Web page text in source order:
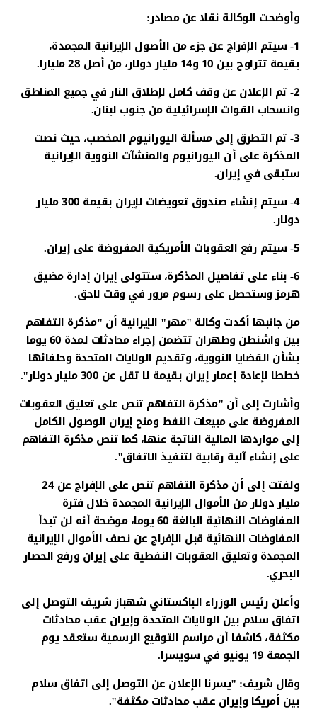
وأوضحت الوكالة نقلا عن مصادر:
1- سيتم الإفراج عن جزء من الأصول الإيرانية المجمدة،
بقيمة تتراوح بين 10 و14 مليار دولار، من أصل 28 مليارا.
2- تم الإعلان عن وقف كامل لإطلاق النار في جميع المناطق
وانسحاب القوات الإسرائيلية من جنوب لبنان.
3- تم التطرق إلى مسألة اليورانيوم المخصب، حيث نصت
المذكرة على أن اليورانيوم والمنشآت النووية الإيرانية
ستبقى في إيران.
4- سيتم إنشاء صندوق تعويضات لإيران بقيمة 300 مليار
دولار.
5- سيتم رفع العقوبات الأمريكية المفروضة على إيران.
6- بناء على تفاصيل المذكرة، ستتولى إيران إدارة مضيق
هرمز وستحصل على رسوم مرور في وقت لاحق.
من جانبها أكدت وكالة "مهر" الإيرانية أن "مذكرة التفاهم
بين واشنطن وطهران تتضمن إجراء محادثات لمدة 60 يوما
بشأن القضايا النووية، وتقديم الولايات المتحدة وحلفائها
خططا لإعادة إعمار إيران بقيمة لا تقل عن 300 مليار دولار".
وأشارت إلى أن "مذكرة التفاهم تنص على تعليق العقوبات
المفروضة على مبيعات النفط ومنح إيران الوصول الكامل
إلى مواردها المالية الناتجة عنها، كما تنص مذكرة التفاهم
على إنشاء آلية رقابية لتنفيذ الاتفاق".
ولفتت إلى أن مذكرة التفاهم تنص على الإفراج عن 24
مليار دولار من الأموال الإيرانية المجمدة خلال فترة
المفاوضات النهائية البالغة 60 يوما، موضحة أنه لن تبدأ
المفاوضات النهائية قبل الإفراج عن نصف الأموال الإيرانية
المجمدة وتعليق العقوبات النفطية على إيران ورفع الحصار
البحري.
وأعلن رئيس الوزراء الباكستاني شهباز شريف التوصل إلى
اتفاق سلام بين الولايات المتحدة وإيران عقب محادثات
مكثفة، كاشفا أن مراسم التوقيع الرسمية ستعقد يوم
الجمعة 19 يونيو في سويسرا.
وقال شريف: "يسرنا الإعلان عن التوصل إلى اتفاق سلام
بين أمريكا وإيران عقب محادثات مكثفة".